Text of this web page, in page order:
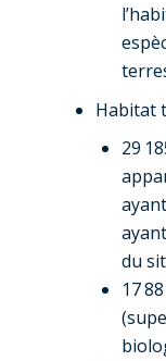
Habitat
29
du
17